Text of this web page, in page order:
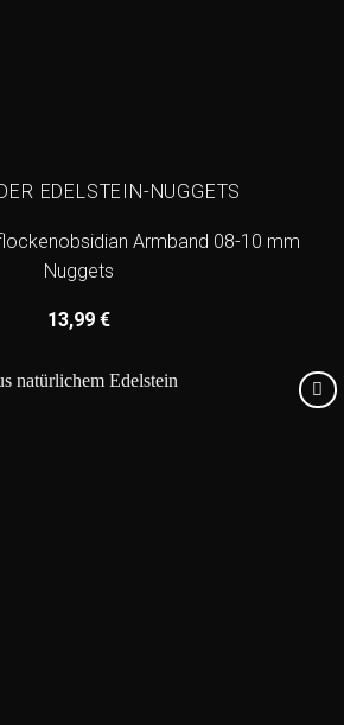
EDELSTEIN-NUGGETS
Armband 08-10 mm
Nuggets
13,99 €